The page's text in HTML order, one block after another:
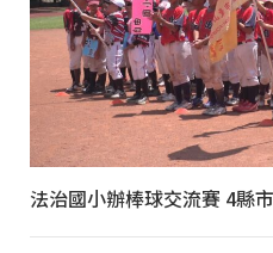
法治國小辦棒球交流賽 4縣